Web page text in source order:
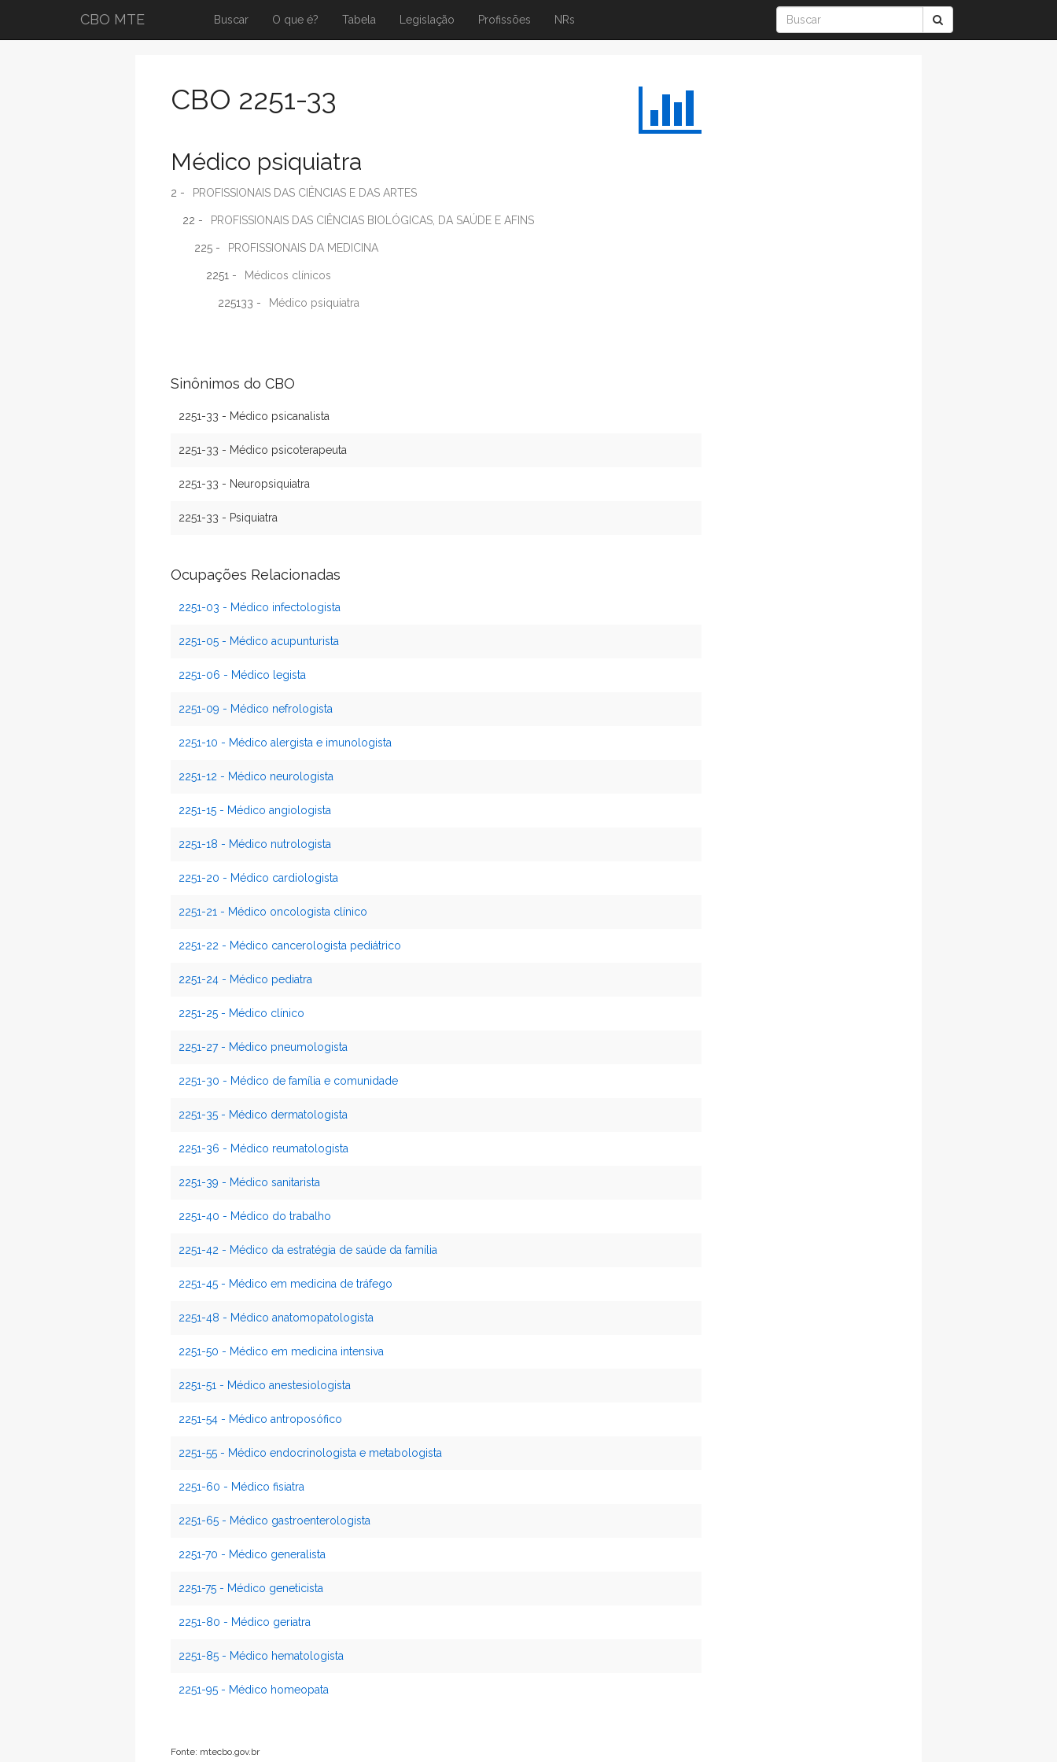
CBO MTE Buscar O que é? Tabela Legislação Profissões NRs
CBO 2251-33
Médico psiquiatra
2 - PROFISSIONAIS DAS CIÊNCIAS E DAS ARTES
22 - PROFISSIONAIS DAS CIÊNCIAS BIOLÓGICAS, DA SAÚDE E AFINS
225 - PROFISSIONAIS DA MEDICINA
2251 - Médicos clínicos
225133 - Médico psiquiatra
Sinônimos do CBO
2251-33 - Médico psicanalista
2251-33 - Médico psicoterapeuta
2251-33 - Neuropsiquiatra
2251-33 - Psiquiatra
Ocupações Relacionadas
2251-03 - Médico infectologista
2251-05 - Médico acupunturista
2251-06 - Médico legista
2251-09 - Médico nefrologista
2251-10 - Médico alergista e imunologista
2251-12 - Médico neurologista
2251-15 - Médico angiologista
2251-18 - Médico nutrologista
2251-20 - Médico cardiologista
2251-21 - Médico oncologista clínico
2251-22 - Médico cancerologista pediátrico
2251-24 - Médico pediatra
2251-25 - Médico clínico
2251-27 - Médico pneumologista
2251-30 - Médico de família e comunidade
2251-35 - Médico dermatologista
2251-36 - Médico reumatologista
2251-39 - Médico sanitarista
2251-40 - Médico do trabalho
2251-42 - Médico da estratégia de saúde da família
2251-45 - Médico em medicina de tráfego
2251-48 - Médico anatomopatologista
2251-50 - Médico em medicina intensiva
2251-51 - Médico anestesiologista
2251-54 - Médico antroposófico
2251-55 - Médico endocrinologista e metabologista
2251-60 - Médico fisiatra
2251-65 - Médico gastroenterologista
2251-70 - Médico generalista
2251-75 - Médico geneticista
2251-80 - Médico geriatra
2251-85 - Médico hematologista
2251-95 - Médico homeopata
Fonte: mtecbo.gov.br